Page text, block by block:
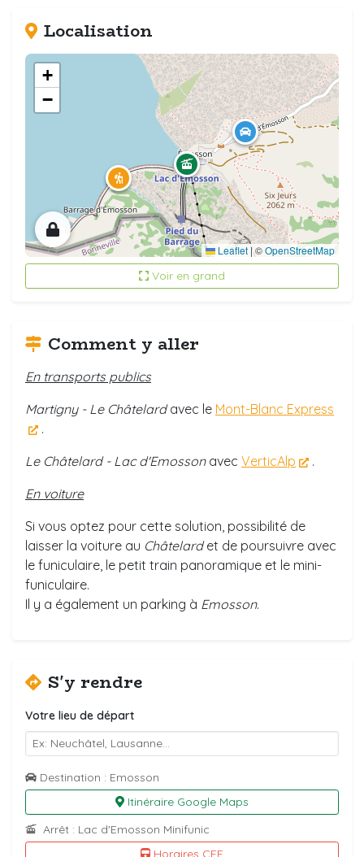
Localisation
+
−
Leaflet |©OpenStreetMap
Voir en grand
Comment y aller
En transports publics
Martigny - Le Châtelardavec le Mont-Blanc Express
.
Le Châtelard - Lac d'Emossonavec VerticAlp
.
En voiture
Si vous optez pour cette solution, possibilité de
laisser la voiture au Châtelardet de poursuivre avec
le funiculaire, le petit train panoramique et le mini-
funiculaire.
Il y a également un parking à Emosson.
S'y rendre
Votre lieu de départ
Destination : Emosson
Itinéraire Google Maps
Arrêt : Lac d'Emosson Minifunic
Horaires CFF